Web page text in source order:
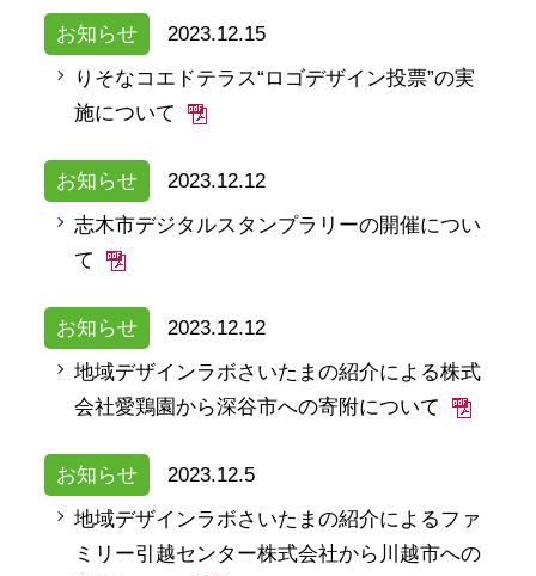
お知らせ
2023.12.15
りそなコエドテラス“ロゴデザイン投票”の実
施について
お知らせ
2023.12.12
志木市デジタルスタンプラリーの開催につい
て
お知らせ
2023.12.12
地域デザインラボさいたまの紹介による株式
会社愛鶏園から深谷市への寄附について
お知らせ
2023.12.5
地域デザインラボさいたまの紹介によるファ
ミリー引越センター株式会社から川越市への